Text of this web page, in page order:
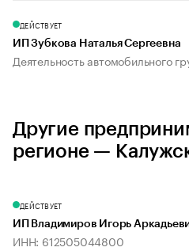
ДЕЙСТВУЕТ
ИП Зубкова Наталья Сергеевна
Деятельность автомобильного
Другие
регионе —
ДЕЙСТВУЕТ
ИП Владимиров Игорь
ИНН: 612505044800